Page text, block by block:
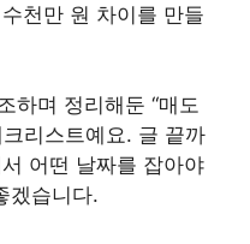
천만 원 차이를 만들
하며 정리해둔 “매도
리스트예요. 글 끝까
어떤 날짜를 잡아야
겠습니다.